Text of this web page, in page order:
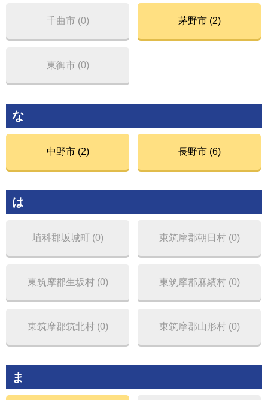
千曲市 (0) 茅野市 (2)
東御市 (0)
な
中野市 (2) 長野市 (6)
は
埴科郡坂城町 (0) 東筑摩郡朝日村 (0)
東筑摩郡生坂村 (0) 東筑摩郡麻績村 (0)
東筑摩郡筑北村 (0) 東筑摩郡山形村 (0)
ま